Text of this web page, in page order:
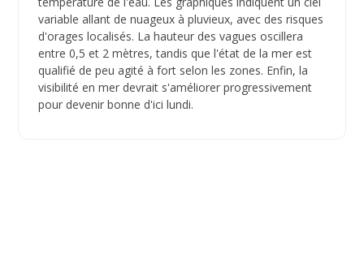
variable allant de nuageux à pluvieux, avec des risques
d'orages localisés. La hauteur des vagues oscillera
entre 0,5 et 2 mètres, tandis que l'état de la mer est
qualifié de peu agité à fort selon les zones. Enfin, la
visibilité en mer devrait s'améliorer progressivement
pour devenir bonne d'ici lundi.